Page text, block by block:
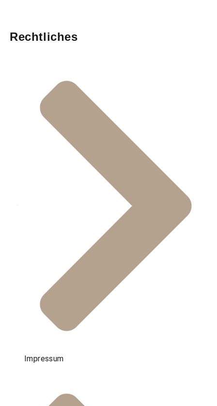
Rechtliches
Impressum